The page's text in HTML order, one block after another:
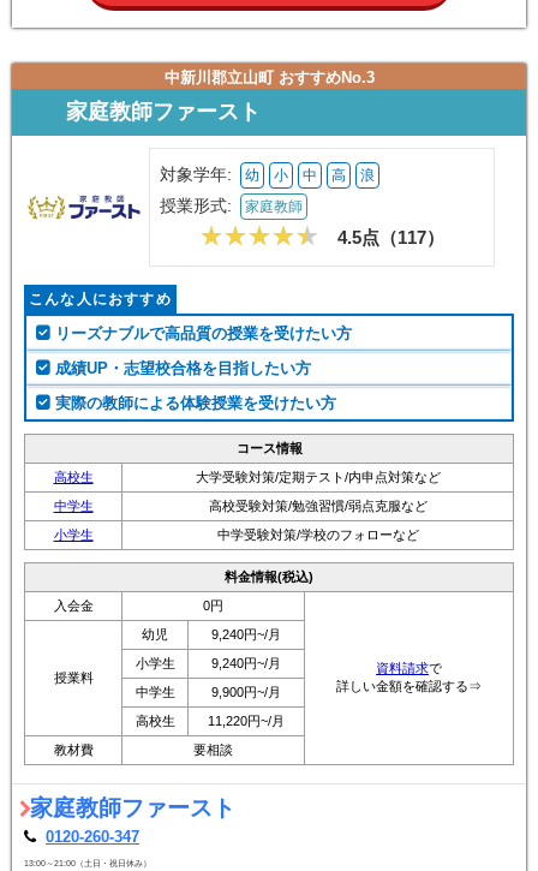
中新川郡立山町 おすすめNo.3
家庭教師ファースト
対象学年: 幼 小 中 高 浪
授業形式: 家庭教師
4.5点（117）
こんな人におすすめ
リーズナブルで高品質の授業を受けたい方
成績UP・志望校合格を目指したい方
実際の教師による体験授業を受けたい方
コース情報
高校生
大学受験対策/定期テスト/内申点対策など
中学生
高校受験対策/勉強習慣/弱点克服など
小学生
中学受験対策/学校のフォローなど
料金情報(税込)
入会金
0円
資料請求で
詳しい金額を確認する⇒
授業料
幼児
9,240円~/月
小学生
9,240円~/月
中学生
9,900円~/月
高校生
11,220円~/月
教材費
要相談
家庭教師ファースト
0120-260-347
13:00～21:00（土日・祝日休み）